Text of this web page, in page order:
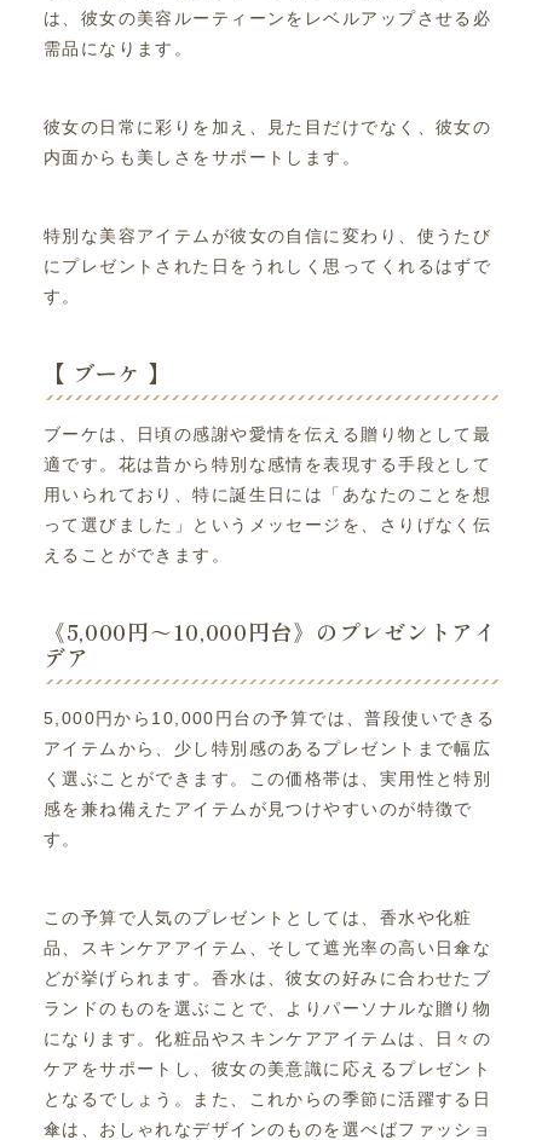
は、彼女の美容ルーティーンをレベルアップさせる必
需品になります。
彼女の日常に彩りを加え、見た目だけでなく、彼女の
内面からも美しさをサポートします。
特別な美容アイテムが彼女の自信に変わり、使うたび
にプレゼントされた日をうれしく思ってくれるはずで
す。
【 ブーケ 】
ブーケは、日頃の感謝や愛情を伝える贈り物として最
適です。花は昔から特別な感情を表現する手段として
用いられており、特に誕生日には「あなたのことを想
って選びました」というメッセージを、さりげなく伝
えることができます。
《5,000円～10,000円台》のプレゼントアイ
デア
5,000円から10,000円台の予算では、普段使いできる
アイテムから、少し特別感のあるプレゼントまで幅広
く選ぶことができます。この価格帯は、実用性と特別
感を兼ね備えたアイテムが見つけやすいのが特徴で
す。
この予算で人気のプレゼントとしては、香水や化粧
品、スキンケアアイテム、そして遮光率の高い日傘な
どが挙げられます。香水は、彼女の好みに合わせたブ
ランドのものを選ぶことで、よりパーソナルな贈り物
になります。化粧品やスキンケアアイテムは、日々の
ケアをサポートし、彼女の美意識に応えるプレゼント
となるでしょう。また、これからの季節に活躍する日
傘は、おしゃれなデザインのものを選べばファッショ